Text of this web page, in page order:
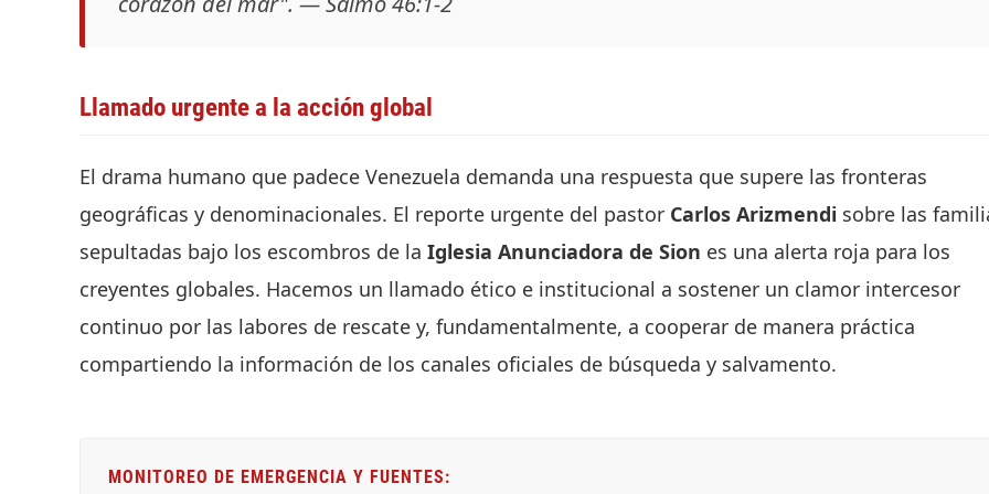
Llamado urgente a la acción global
El drama humano que padece Venezuela demanda una respuesta que supere las fronteras
geográficas y denominacionales. El reporte urgente del pastor Carlos Arizmendi sobre las
sepultadas bajo los escombros de la Iglesia Anunciadora de Sion es una alerta roja para los
creyentes globales. Hacemos un llamado ético e institucional a sostener un clamor intercesor
continuo por las labores de rescate y, fundamentalmente, a cooperar de manera práctica
compartiendo la información de los canales oficiales de búsqueda y salvamento.
MONITOREO DE EMERGENCIA Y FUENTES: